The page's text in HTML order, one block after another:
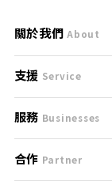
關於我們 About
刊登規範
服務條款
免責聲明
支援 Service
支援中心
聯絡我們
服務 Businesses
什麼是Goo鑑定？
合作 Partner